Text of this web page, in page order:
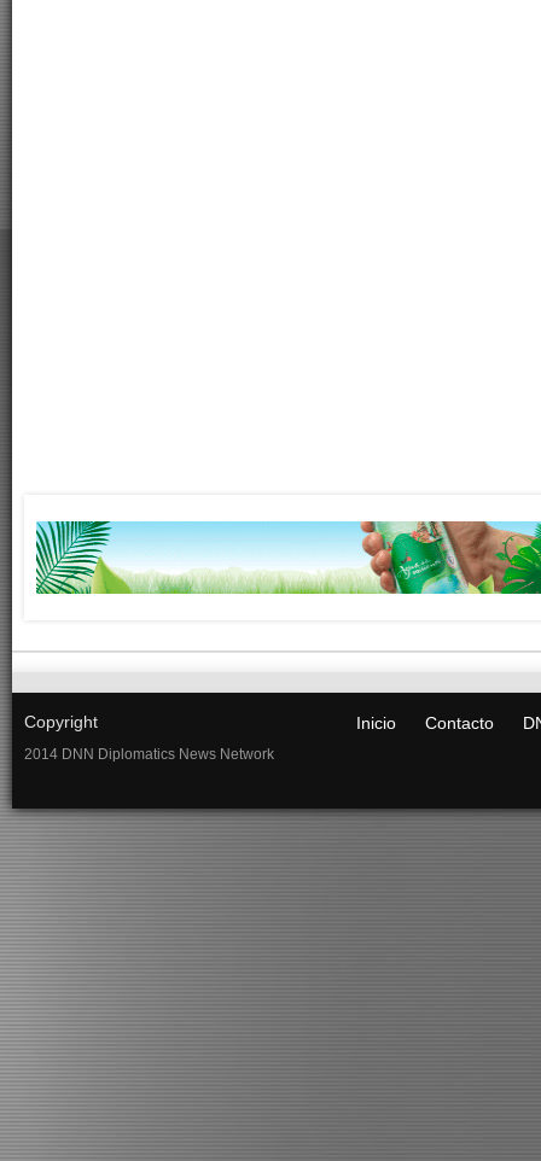
Copyright
2014 DNN Diplomatics News Network
Inicio Contacto